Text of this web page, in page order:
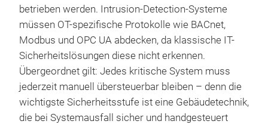
betrieben werden. Intrusion-Detection-Systeme
müssen OT-spezifische Protokolle wie BACnet,
Modbus und OPC UA abdecken, da klassische IT-
Sicherheitslösungen diese nicht erkennen.
Übergeordnet gilt: Jedes kritische System muss
jederzeit manuell übersteuerbar bleiben – denn die
wichtigste Sicherheitsstufe ist eine Gebäudetechnik,
die bei Systemausfall sicher und handgesteuert